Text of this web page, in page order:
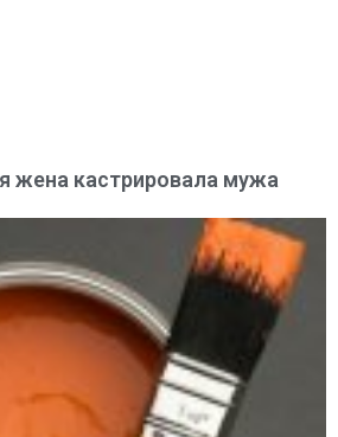
жена кастрировала мужа